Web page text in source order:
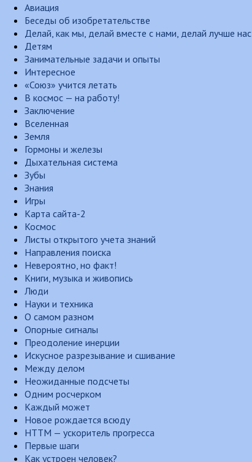
Авиация
Беседы об изобретательстве
Делай, как мы, делай вместе с нами, делай лучше нас
Детям
Занимательные задачи и опыты
Интересное
«Союз» учится летать
В космос — на работу!
Заключение
Вселенная
Земля
Гормоны и железы
Дыхательная система
Зубы
Знания
Игры
Карта сайта-2
Космос
Листы открытого учета знаний
Направления поиска
Невероятно, но факт!
Книги, музыка и живопись
Люди
Науки и техника
О самом разном
Опорные сигналы
Преодоление инерции
Искусное разрезывание и сшивание
Между делом
Неожиданные подсчеты
Одним росчерком
Каждый может
Новое рождается всюду
НТТМ — ускоритель прогресса
Первые шаги
Как устроен человек?